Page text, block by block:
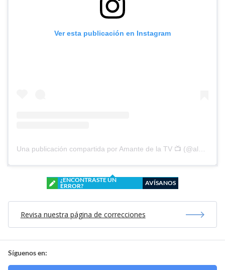
Ver esta publicación en Instagram
Una publicación compartida por Amante de la TV 📺 (@alguien_te_observa)
¿ENCONTRASTE UN
ERROR?
AVÍSANOS
Revisa nuestra página de correcciones
Síguenos en: